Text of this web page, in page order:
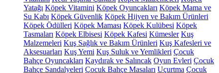
Yatağı Köpek Vitamini Köpek Oyuncakları Köpek Mama ve
Su Kabı Köpek Güvenlik Köpek Hijyen ve Bakım Ürünleri
Köpek Ödülleri Köpek Maması Köpek Kulübesi Köpek
Tasmaları Köpek Elbisesi Köpek Kafesi Kümesler Kuş
Malzemeleri Kuş Sağlık ve Bakım Ürünleri Kuş Kafesleri ve
Aksesuarları Kuş Yemi Kuş Suluk ve Yemlikleri Çocuk
Bahçe Oyuncakları Kaydırak ve Salıncak Oyun Evleri Çocuk
Bahçe Sandalyeleri Çocuk Bahçe Masaları Uçurtma Çocuk